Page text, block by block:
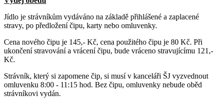
Jídlo je strávníkům vydáváno na základě přihlášené a zaplacené
stravy, po předložení čipu, karty nebo omluvenky.
Cena nového čipu je 145,- Kč, cena použitého čipu je 80 Kč. Při
ukončení stravování a vrácení čipu, bude vráceno stravujícímu 121,-
Kč.
Strávník, který si zapomene čip, si musí v kanceláři ŠJ vyzvednout
omluvenku 8:00 - 11:15 hod. Bez čipu, omluvenky nebude oběd
strávníkovi vydán.